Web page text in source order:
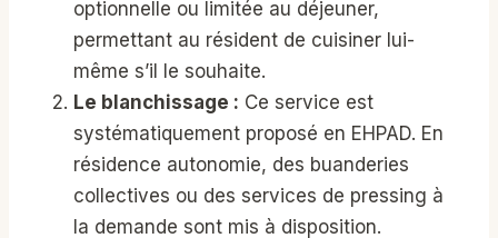
optionnelle ou limitée au déjeuner,
permettant au résident de cuisiner lui-
même s’il le souhaite.
Le blanchissage : Ce service est
systématiquement proposé en EHPAD. En
résidence autonomie, des buanderies
collectives ou des services de pressing à
la demande sont mis à disposition.